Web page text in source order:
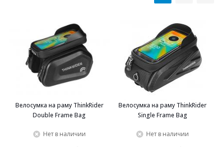
Велосумка на раму ThinkRider
Double Frame Bag
Нет в наличии
Велосумка на раму ThinkRider
Single Frame Bag
Нет в наличии